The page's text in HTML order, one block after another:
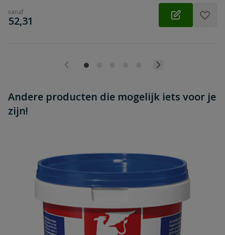
vanaf
€
52,31
Andere producten die mogelijk iets voor je
zijn!